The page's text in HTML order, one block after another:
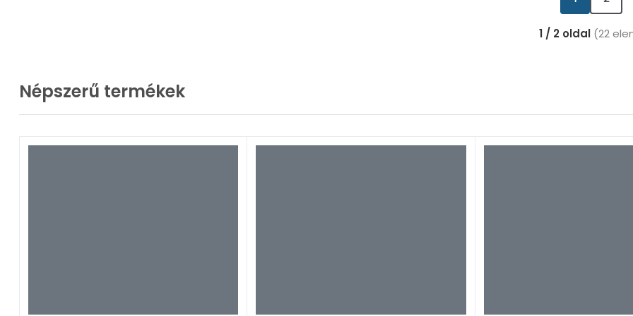
1 / 2 oldal(22
Népszerű termékek